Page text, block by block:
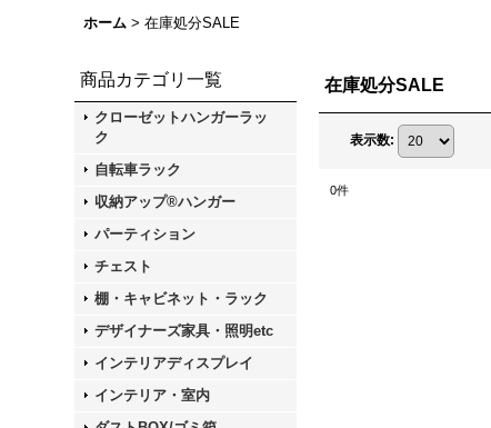
ホーム > 在庫処分SALE
商品カテゴリ一覧
クローゼットハンガーラッ
ク
自転車ラック
収納アップ®ハンガー
パーティション
チェスト
棚・キャビネット・ラック
デザイナーズ家具・照明etc
インテリアディスプレイ
インテリア・室内
在庫処分SALE
表示数:
0件